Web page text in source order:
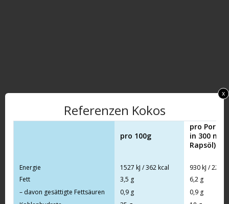
Referenzen Kokos
pro 100g
pro
in 300 ml
Rapsöl)
Energie
Fett
1527 kJ / 362 kcal
3,5 g
930 kJ / 221
6,2 g
– davon gesättigte Fettsäuren
0,9 g
0,9 g
x